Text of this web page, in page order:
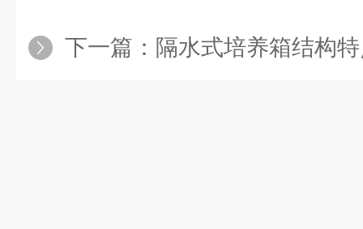
下一篇： 隔水式培养箱结构